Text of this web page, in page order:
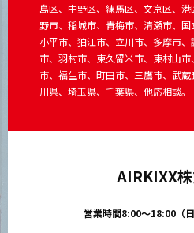
島区、中野区、練馬区、文京区、
野市、稲城市、青梅市、清瀬市、国
小平市、狛江市、立川市、多摩市
市、羽村市、東久留米市、東村山
市、福生市、町田市、三鷹市、武
川県、埼玉県、千葉県、他応相談。
AIRKIXX
営業時間8:00～18:00（日